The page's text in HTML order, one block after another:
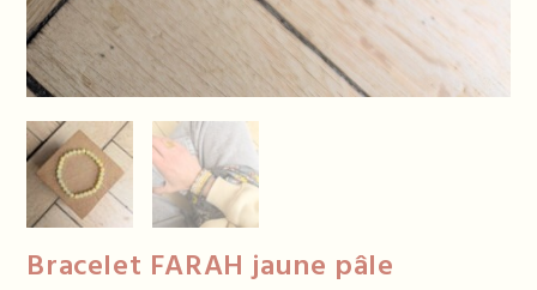
Bracelet FARAH jaune pâle